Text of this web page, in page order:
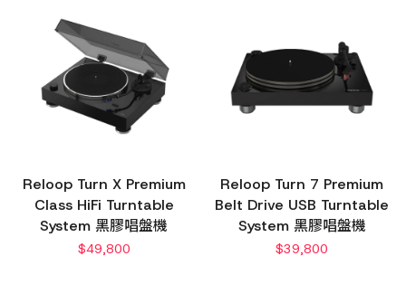
Reloop Turn X Premium
Class HiFi Turntable
System 黑膠唱盤機
$49,800
Reloop Turn 7 Premium
Belt Drive USB Turntable
System 黑膠唱盤機
$39,800